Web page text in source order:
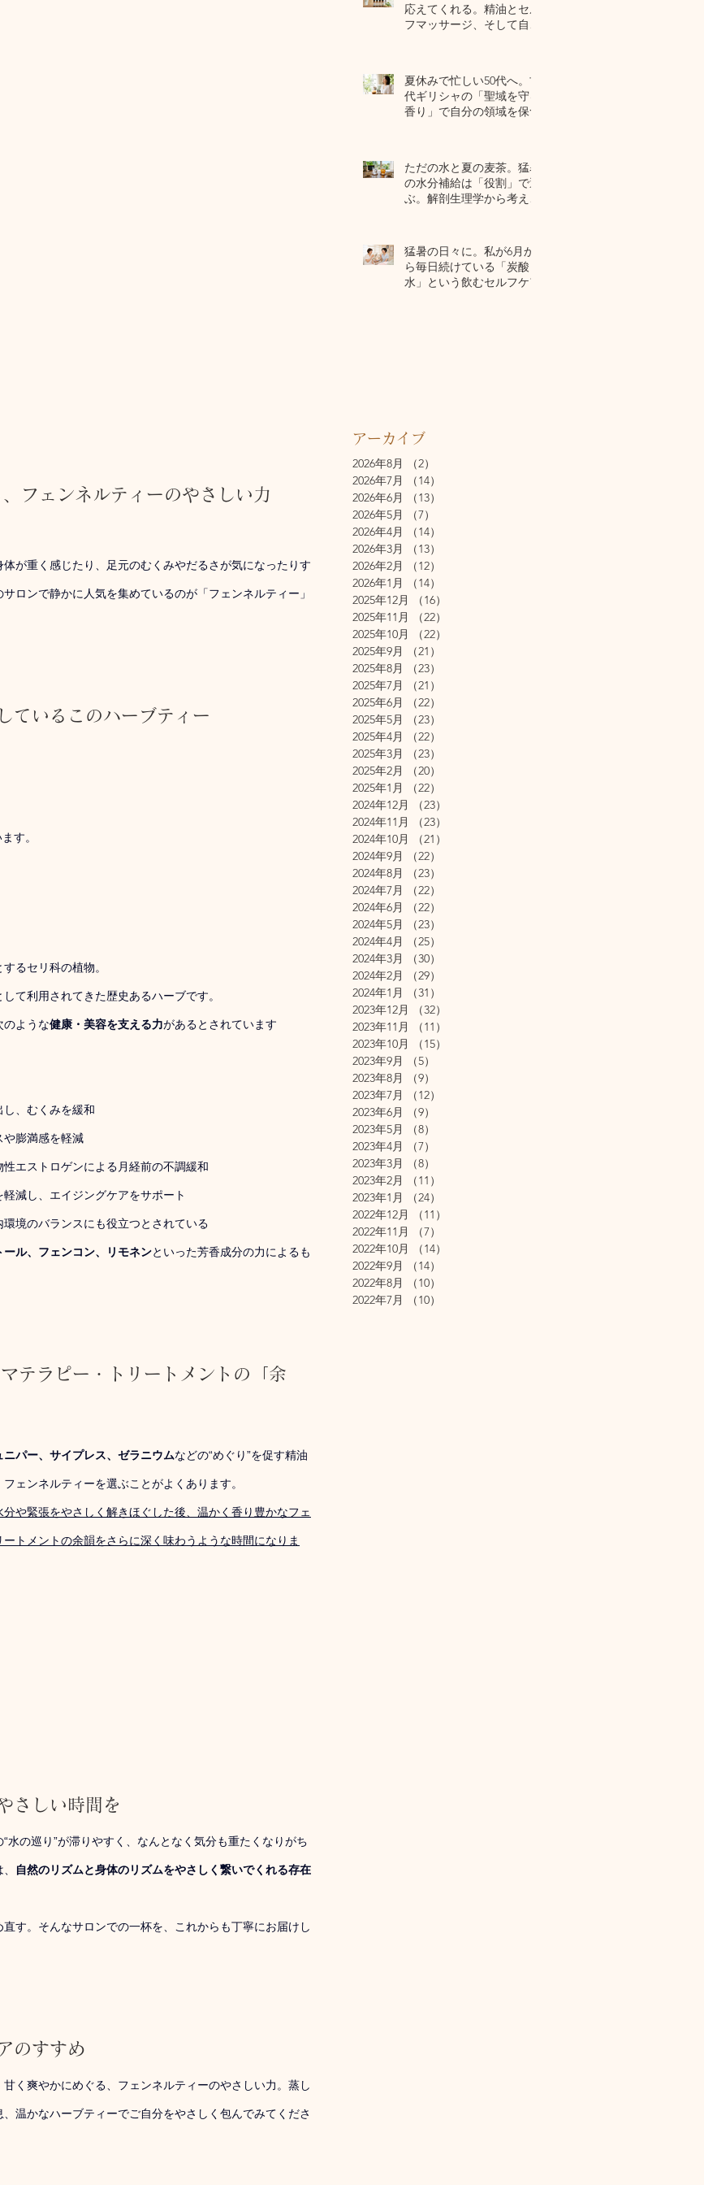
フェンネルティーのやさしい力
が重く感じたり、足元のむくみやだるさが気になったりす
ロンで静かに人気を集めているのが「フェンネルティー」
ているこのハーブティー
す。
るセリ科の植物。
て利用されてきた歴史あるハーブです。
のような健康・美容を支える力があるとされています
し、むくみを緩和
や膨満感を軽減
性エストロゲンによる月経前の不調緩和
軽減し、エイジングケアをサポート
環境のバランスにも役立つとされている
ール、フェンコン、リモネンといった芳香成分の力によるも
テラピー・トリートメントの「余
ニパー、サイプレス、ゼラニウムなどの“めぐり”を促す精油
ェンネルティーを選ぶことがよくあります。
や緊張をやさしく解きほぐした後、温かく香り豊かなフェ
トメントの余韻をさらに深く味わうような時間になりま
さしい時間を
水の巡り”が滞りやすく、なんとなく気分も重たくなりがち
自然のリズムと身体のリズムをやさしく繋いでくれる存在
す。そんなサロンでの一杯を、これからも丁寧にお届けし
のすすめ
く爽やかにめぐる、フェンネルティーのやさしい力。蒸し
温かなハーブティーでご自分をやさしく包んでみてくださ
応えてくれる。精油とセル
フマッサージ、そして自己
夏休みで忙しい50代へ。古
代ギリシャの「聖域を守る
香り」で自分の領域を保つ
ただの水と夏の麦茶。猛暑
の水分補給は「役割」で選
ぶ。解剖生理学から考える
猛暑の日々に。私が6月か
ら毎日続けている「炭酸
水」という飲むセルフケア
アーカイブ
2026年8月
（2）
2026年7月
（14）
2026年6月
（13）
2026年5月
（7）
2026年4月
（14）
2026年3月
（13）
2026年2月
（12）
2026年1月
（14）
2025年12月
（16）
2025年11月
（22）
2025年10月
（22）
2025年9月
（21）
2025年8月
（23）
2025年7月
（21）
2025年6月
（22）
2025年5月
（23）
2025年4月
（22）
2025年3月
（23）
2025年2月
（20）
2025年1月
（22）
2024年12月
（23）
2024年11月
（23）
2024年10月
（21）
2024年9月
（22）
2024年8月
（23）
2024年7月
（22）
2024年6月
（22）
2024年5月
（23）
2024年4月
（25）
2024年3月
（30）
2024年2月
（29）
2024年1月
（31）
2023年12月
（32）
2023年11月
（11）
2023年10月
（15）
2023年9月
（5）
2023年8月
（9）
2023年7月
（12）
2023年6月
（9）
2023年5月
（8）
2023年4月
（7）
2023年3月
（8）
2023年2月
（11）
2023年1月
（24）
2022年12月
（11）
2022年11月
（7）
2022年10月
（14）
2022年9月
（14）
2022年8月
（10）
2022年7月
（10）